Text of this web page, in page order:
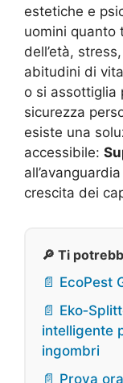
estetiche e
uomini quanto
dell’età,
abitudini di
o si assottiglia
sicurezza
esiste una
accessibile:
crescita dei
🔎 Ti
📄 EcoPest
📄
intelligente
ingombri
📄 Prova